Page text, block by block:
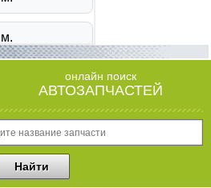
онлайн поиск
АВТОЗАПЧАСТЕЙ